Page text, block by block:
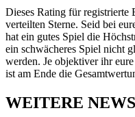
Dieses Rating für registrierte
verteilten Sterne. Seid bei
hat ein gutes Spiel die
ein schwächeres Spiel nicht
werden. Je objektiver ihr
ist am Ende die
WEITERE